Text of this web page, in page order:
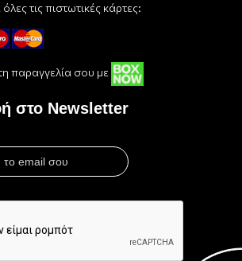
τις πιστωτικές κάρτες:
παραγγελία σου με
στο Newsletter